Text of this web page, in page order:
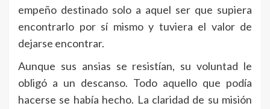
empeño destinado solo a aquel ser que supiera
encontrarlo por sí mismo y tuviera el valor de
dejarse encontrar.
Aunque sus ansias se resistían, su voluntad le
obligó a un descanso. Todo aquello que podía
hacerse se había hecho. La claridad de su misión